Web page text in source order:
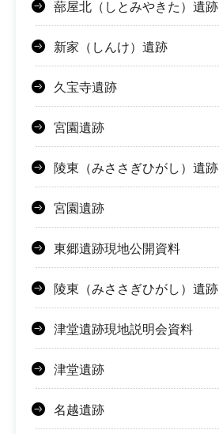
蔀屋北（しとみやきた）遺跡
新家（しんけ）遺跡
久宝寺遺跡
宮園遺跡
陵東（みささぎひがし）遺跡
宮園遺跡
東郷遺跡現地公開資料
陵東（みささぎひがし）遺跡
津堂遺跡現地説明会資料
津堂遺跡
名越遺跡